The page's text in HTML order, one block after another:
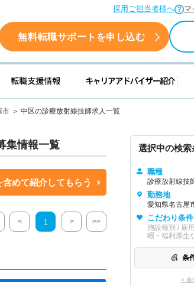
採用ご担当者様へ マ
651 無料転職サポートを申し込む
成功事例 転職支援情報 キ
市 中区の診療放射線技師求人一覧
集情報一覧
めて紹介してもらう
< 1 > >>
選択中の検索
職種
診療放射線技
勤務地
愛知県名古屋
こだわり条件
施設種別 / 雇
暇・福利厚生
条
× 条